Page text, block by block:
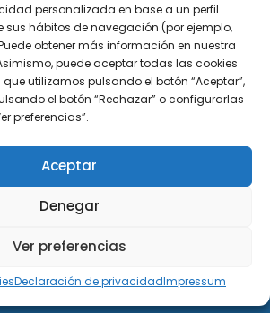
personalizada en base a un perfil
sus hábitos de navegación (por ejemplo,
obtener más información en nuestra
puede aceptar todas las cookies
utilizamos pulsando el botón “Aceptar”,
el botón “Rechazar” o configurarlas
preferencias”.
Aceptar
Denegar
Ver preferencias
Declaración de privacidadImpressum
un despacho de abogados
en las materias de
Llevamos más de 50 años al